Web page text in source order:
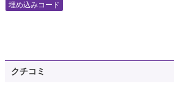
埋め込みコード
クチコミ